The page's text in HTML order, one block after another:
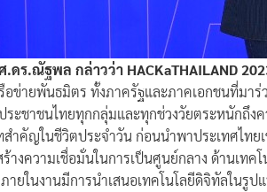
.ดร.ณัฐพล กล่าวว่า HACKaTHAILAND
อข่ายพันธมิตร ทั้งภาครัฐและภาคเอกชนที่ม
ระชาชนไทยทุกกลุ่มและทุกช่วงวัยตระหนักถึ
ำคัญในชีวิตประจำวัน ก่อนนำพาประเทศไทย
างความเชื่อมั่นในการเป็นศูนย์กลาง ด้านเทค
ภายในงานมีการนำเสนอเทคโนโลยีดิจิทัลใน